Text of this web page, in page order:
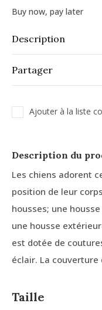
Buy now, pay later
Description
Partager
Ajouter à la liste
Description du
Les chiens adorent
position de leur
housses; une
une housse
est dotée de
éclair. La
Taille